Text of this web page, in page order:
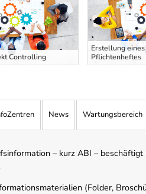
Controlling
Erstellung
Pflichtenheftes
News Wartungsbereich
– kurz ABI –
(Folder,